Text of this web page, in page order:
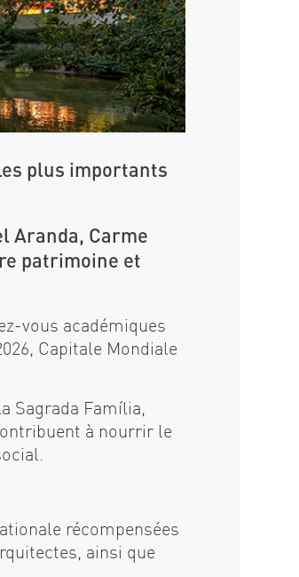
plus importants
Aranda, Carme
patrimoine et
vous académiques
Capitale Mondiale
Sagrada Família,
à nourrir le
récompensées
ainsi que